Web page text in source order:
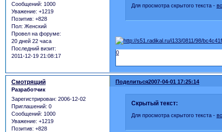
Сообщений: 1000
Уважение: +1219
Позитив: +828
Пол: Женский
Провел на форуме:
20 дней 22 часа
Последний визит:
2011-12-19 21:08:17
Для просмотра скрытого текста -
0
Поделиться2007-04-01 17:25:14
Смотрящий
Разработчик
Зарегистрирован: 2006-12-02
Приглашений: 0
Сообщений: 1000
Уважение: +1219
Позитив: +828
Скрытый текст:
Для просмотра скрытого текста -